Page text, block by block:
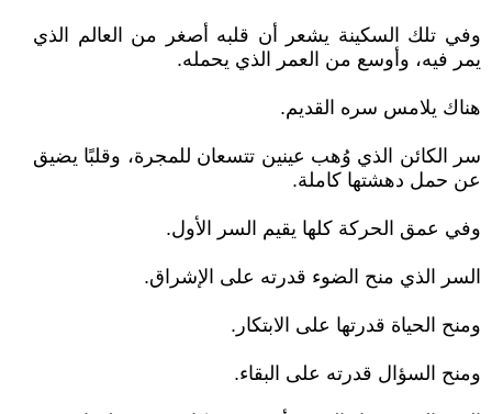
وفي تلك السكينة يشعر أن قلبه أصغر من العالم الذي
يمر فيه، وأوسع من العمر الذي يحمله.
هناك يلامس سره القديم.
سر الكائن الذي وُهب عينين تتسعان للمجرة، وقلبًا يضيق
عن حمل دهشتها كاملة.
وفي عمق الحركة كلها يقيم السر الأول.
السر الذي منح الضوء قدرته على الإشراق.
ومنح الحياة قدرتها على الابتكار.
ومنح السؤال قدرته على البقاء.